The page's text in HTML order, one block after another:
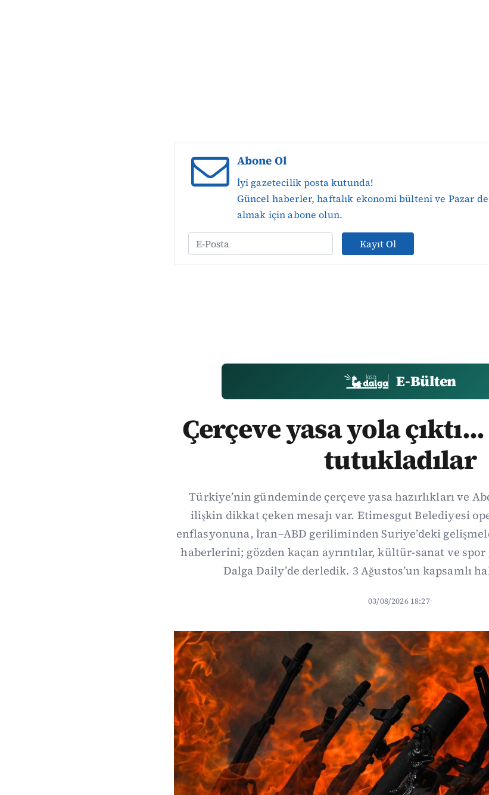
Abone Ol
İyi gazetecilik posta kutunda!
Güncel haberler, haftalık ekonomi bülteni ve Pazar
almak için abone olun.
Kayıt Ol
E-Bülten
Çerçeve yasa yola
tutukladılar
Türkiye’nin gündeminde çerçeve yasa hazırlıkları ve
ilişkin dikkat çeken mesajı var. Etimesgut Belediyesi
enflasyonuna, İran–ABD geriliminden Suriye’deki
haberlerini; gözden kaçan ayrıntılar, kültür-sanat ve
Dalga Daily’de derledik. 3 Ağustos’un kapsamlı
03/08/2026 18:27·